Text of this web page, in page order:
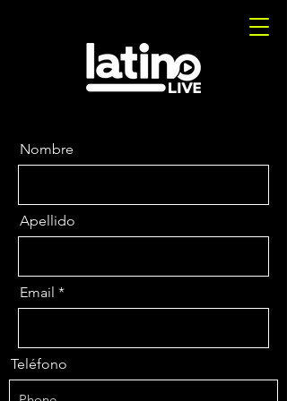
Nombre
Apellido
Email
Teléfono